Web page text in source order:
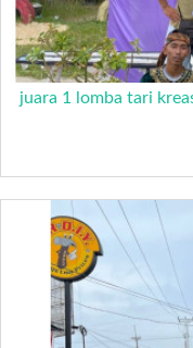
juara 1 lomba tari